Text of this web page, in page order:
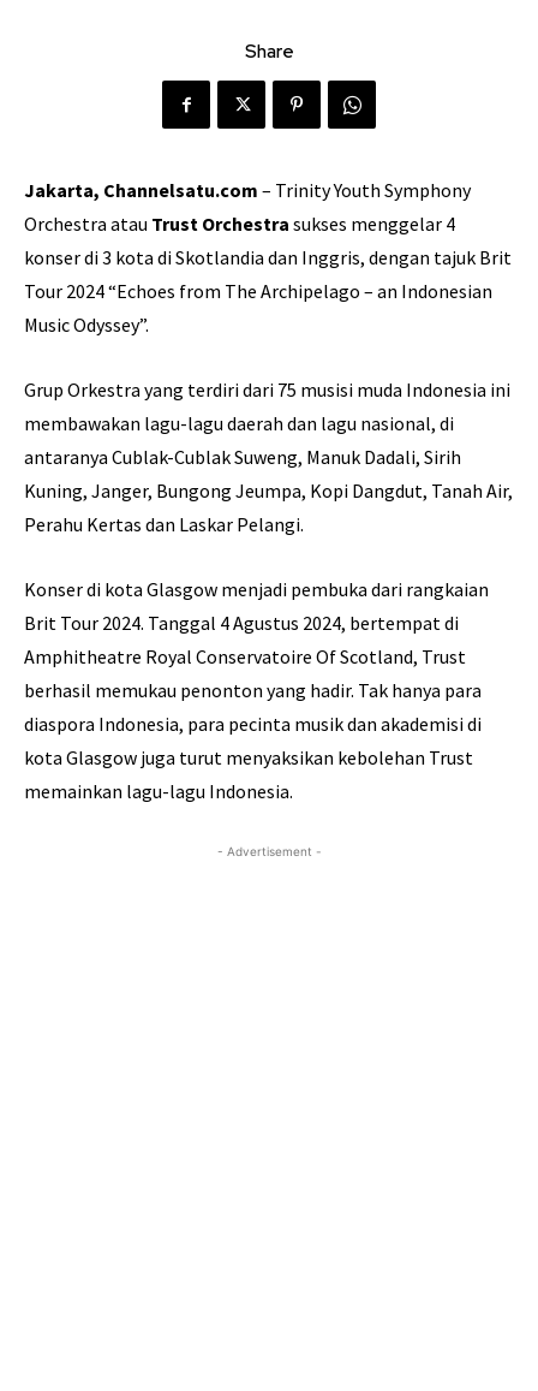
Share
Jakarta, Channelsatu.com – Trinity Youth Symphony
Orchestra atau Trust Orchestra sukses menggelar 4
konser di 3 kota di Skotlandia dan Inggris, dengan tajuk Brit
Tour 2024 “Echoes from The Archipelago – an Indonesian
Music Odyssey”.
Grup Orkestra yang terdiri dari 75 musisi muda Indonesia ini
membawakan lagu-lagu daerah dan lagu nasional, di
antaranya Cublak-Cublak Suweng, Manuk Dadali, Sirih
Kuning, Janger, Bungong Jeumpa, Kopi Dangdut, Tanah Air,
Perahu Kertas dan Laskar Pelangi.
Konser di kota Glasgow menjadi pembuka dari rangkaian
Brit Tour 2024. Tanggal 4 Agustus 2024, bertempat di
Amphitheatre Royal Conservatoire Of Scotland, Trust
berhasil memukau penonton yang hadir. Tak hanya para
diaspora Indonesia, para pecinta musik dan akademisi di
kota Glasgow juga turut menyaksikan kebolehan Trust
memainkan lagu-lagu Indonesia.
- Advertisement -